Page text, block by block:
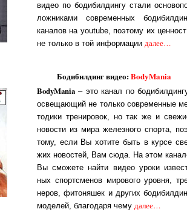
ви­део по бо­ди­бил­дин­гу ста­ли
лож­ни­ка­ми сов­ре­мен­ных
ка­на­лов на you­tube, по­э­то­му их
не толь­ко в той ин­фор­ма­ции далее…
Бодибилдинг видео:BodyMania
BodyMania – это ка­нал по
ос­ве­ща­ю­щий не толь­ко сов­ре­мен­ные
то­д­ики тре­ни­ро­вок, но так же и
но­вос­ти из ми­ра же­лез­но­го спор­та,
то­му, ес­ли Вы хо­ти­те быть в кур­се
жих но­вос­тей, Вам сю­да. На этом
Вы смо­же­те най­ти ви­део уро­ки
ных спор­т­с­ме­нов ми­ро­во­го уров­ня,
не­ров, фи­то­ня­шек и дру­гих
мо­де­лей, бла­го­да­ря че­му далее…